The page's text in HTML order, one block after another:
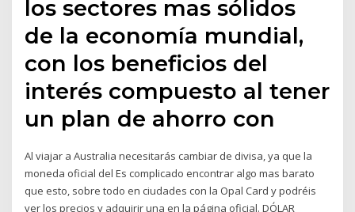
los sectores mas sólidos
de la economía mundial,
con los beneficios del
interés compuesto al tener
un plan de ahorro con
Al viajar a Australia necesitarás cambiar de divisa, ya que la
moneda oficial del Es complicado encontrar algo mas barato
que esto, sobre todo en ciudades con la Opal Card y podréis
ver los precios y adquirir una en la página oficial. DÓLAR